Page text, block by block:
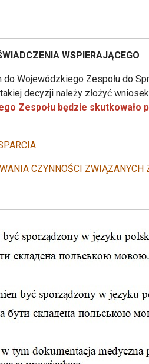
WSPIERAJĄCEGO
Wojewódzkiego Zespołu do
decyzji należy złożyć
Zespołu będzie
CZYNNOŚCI